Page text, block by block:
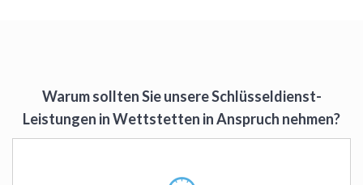
Warum sollten Sie unsere Schlüsseldienst-
Leistungen in Wettstetten in Anspruch nehmen?